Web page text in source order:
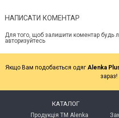
НАПИСАТИ КОМЕНТАР
Для того, щоб залишити коментар будь
авторизуйтесь
Якщо Вам подобається одяг Alenka
зараз!
КАТАЛОГ
Продукція ТМ Alenka